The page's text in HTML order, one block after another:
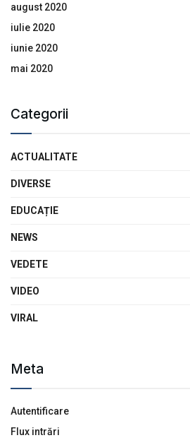
august 2020
iulie 2020
iunie 2020
mai 2020
Categorii
ACTUALITATE
DIVERSE
EDUCAȚIE
NEWS
VEDETE
VIDEO
VIRAL
Meta
Autentificare
Flux intrări